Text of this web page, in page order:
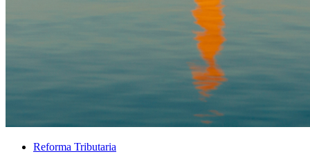
Reforma Tributaria